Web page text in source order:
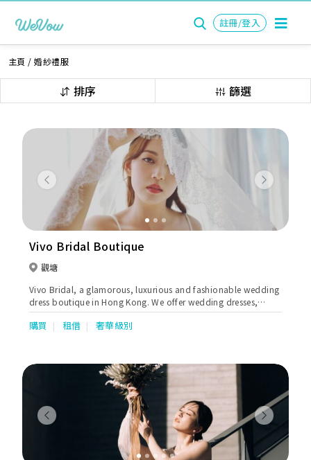
註冊/登入
主頁 /婚紗禮服
排序 篩選
Previous Next
Vivo Bridal Boutique
觀塘
Vivo Bridal, a glamorous, luxurious and fashionable wedding
dress boutique in Hong Kong. We offer wedding dresses,
evening gown, party dress selling, custom-made dresses, and
rental services. We can also serve as your style adviser. We will
inspiration.
購買 租借 奢華級別
Previous Next